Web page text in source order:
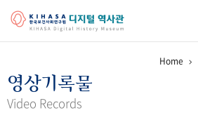
걸어온 길 기관 변천사
Home
영상기록물
Video Records